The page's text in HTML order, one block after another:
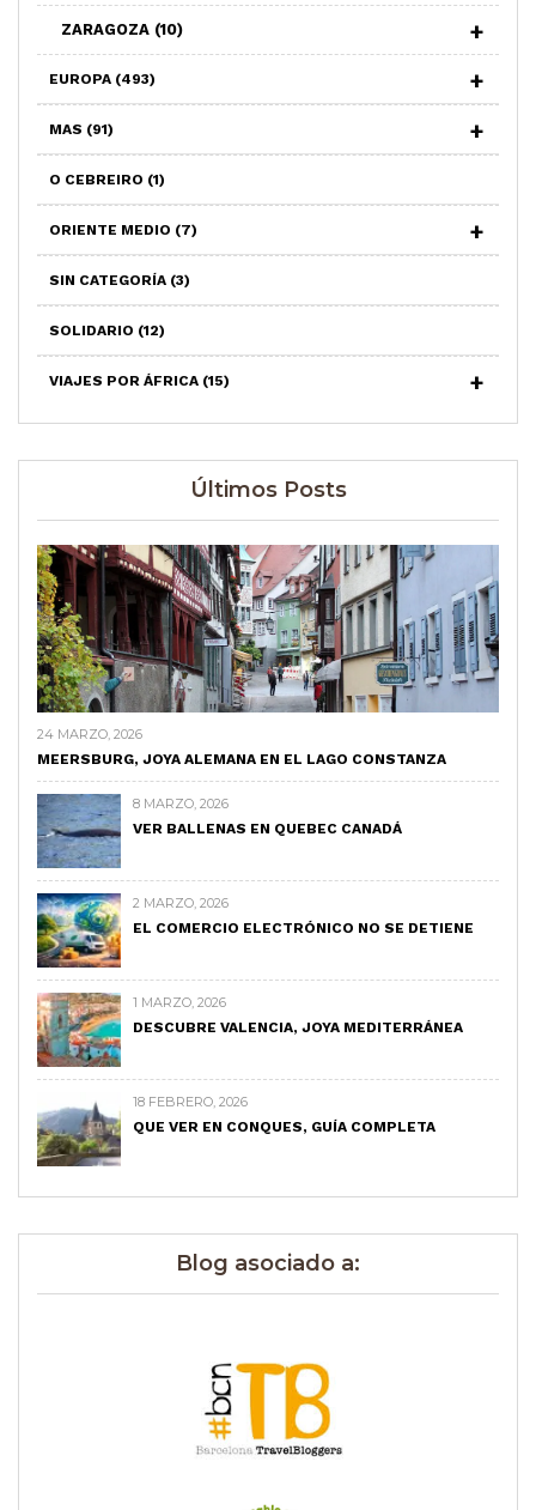
ZARAGOZA (10)
EUROPA (493)
MAS (91)
O CEBREIRO (1)
ORIENTE MEDIO (7)
SIN CATEGORÍA (3)
SOLIDARIO (12)
VIAJES POR ÁFRICA (15)
Últimos Posts
24 MARZO, 2026
MEERSBURG, JOYA ALEMANA EN EL LAGO CONSTANZA
8 MARZO, 2026
VER BALLENAS EN QUEBEC CANADÁ
2 MARZO, 2026
EL COMERCIO ELECTRÓNICO NO SE DETIENE
1 MARZO, 2026
DESCUBRE VALENCIA, JOYA MEDITERRÁNEA
18 FEBRERO, 2026
QUE VER EN CONQUES, GUÍA COMPLETA
Blog asociado a: